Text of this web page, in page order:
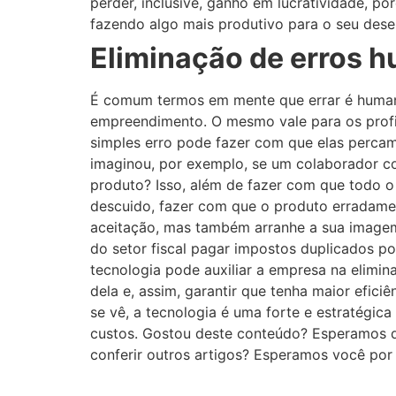
fazendo algo mais produtivo para o seu
Eliminação de erros
É comum termos em mente que errar é
empreendimento. O mesmo vale para os
simples erro pode fazer com que elas
imaginou, por exemplo, se um colaborador
produto? Isso, além de fazer com que todo
descuido, fazer com que o produto
aceitação, mas também arranhe a sua
do setor fiscal pagar impostos duplicados
tecnologia pode auxiliar a empresa na
dela e, assim, garantir que tenha maior
se vê, a tecnologia é uma forte e
custos. Gostou deste conteúdo?
conferir outros artigos? Esperamos você